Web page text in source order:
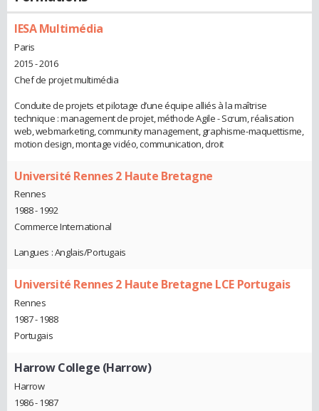
IESA Multimédia
Paris
2015 - 2016
Chef de projet multimédia
Conduite de projets et pilotage d’une équipe alliés à la maîtrise
technique : management de projet, méthode Agile - Scrum, réalisation
web, webmarketing, community management, graphisme-maquettisme,
motion design, montage vidéo, communication, droit
Université Rennes 2 Haute Bretagne
Rennes
1988 - 1992
Commerce International
Langues : Anglais/Portugais
Université Rennes 2 Haute Bretagne LCE Portugais
Rennes
1987 - 1988
Portugais
Harrow College (Harrow)
Harrow
1986 - 1987